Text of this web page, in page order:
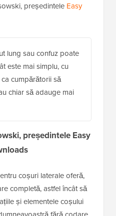
președintele Easy
lung sau confuz poate
este mai simplu, cu
cumpărătorii să
chiar să adauge mai
președintele Easy
coșuri laterale oferă,
completă, astfel încât să
și elementele coșului